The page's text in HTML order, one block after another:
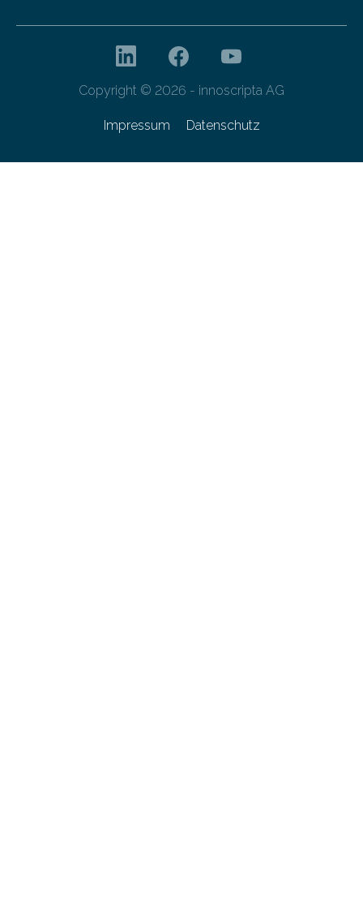
Copyright © 2026 - innoscripta AG
Impressum Datenschutz